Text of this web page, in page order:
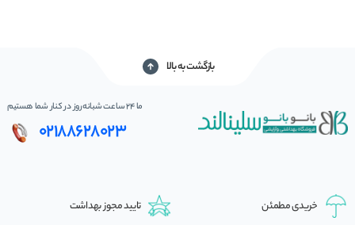
بازگشت به بالا
ما 24 ساعت شبانه‌روز در کنار شما هستیم
02188628023
خریدی مطمئن تایید مجوز بهداشت